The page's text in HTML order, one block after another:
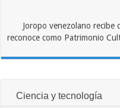
Joropo venezolano recibe
reconoce como Patrimonio
Ciencia y tecnología